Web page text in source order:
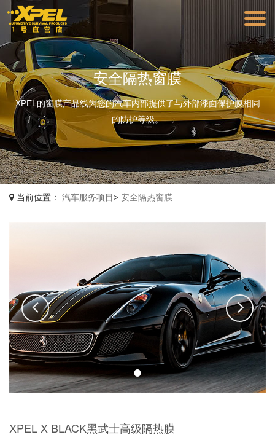
安全隔热窗膜
XPEL的窗膜产品线为您的汽车内部提供了与外部漆面保护膜相同
的防护等级。
当前位置： 汽车服务项目> 安全隔热窗膜
XPEL X BLACK黑武士高级隔热膜